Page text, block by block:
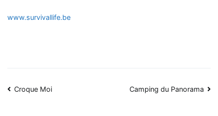
www.survivallife.be
Navigation
Croque Moi Camping du Panorama